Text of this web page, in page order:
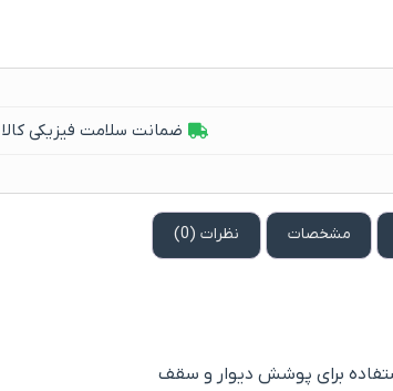
ضمانت سلامت فیزیکی
مشخصات نظرات (0)
برای پوشش دیوار و سقف